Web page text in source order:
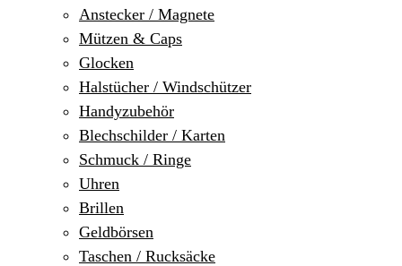
Anstecker / Magnete
Mützen & Caps
Glocken
Halstücher / Windschützer
Handyzubehör
Blechschilder / Karten
Schmuck / Ringe
Uhren
Brillen
Geldbörsen
Taschen / Rucksäcke